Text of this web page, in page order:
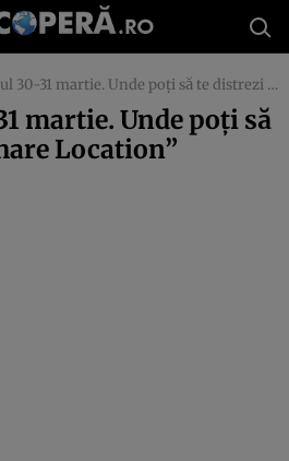
31 martie. Unde poţi să te distrezi – ”Share Location”
martie. Unde poţi să
Location”